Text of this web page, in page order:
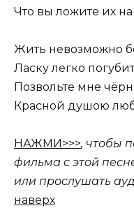
Что вы ложите их на
Жить невозможно
Ласку легко
Позвольте мне
Красной душою
НАЖМИ>>>, чтобы
фильма с этой
или прослушать
наверх